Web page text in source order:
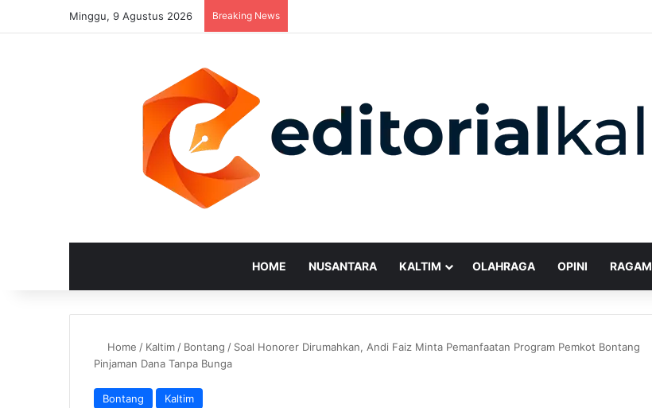
Minggu, 9 Agustus 2026 Breaking News
HOME NUSANTARA KALTIM OLAHRAGA OPINI RAGAM
Home / Kaltim / Bontang / Soal Honorer Dirumahkan, Andi Faiz Minta Pemanfaatan Program Pemkot Bontang
Pinjaman Dana Tanpa Bunga
Bontang Kaltim